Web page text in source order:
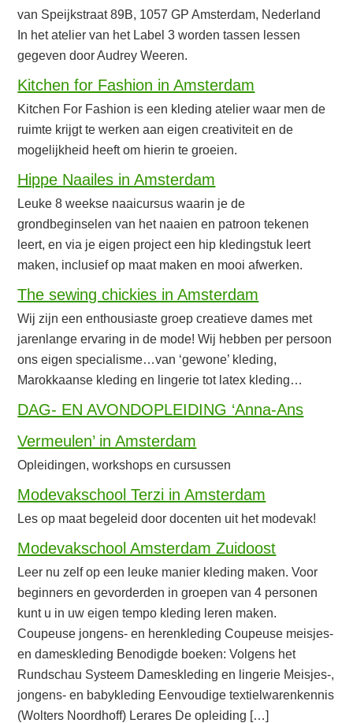
van Speijkstraat 89B, 1057 GP Amsterdam, Nederland
In het atelier van het Label 3 worden tassen lessen
gegeven door Audrey Weeren.
Kitchen for Fashion in Amsterdam
Kitchen For Fashion is een kleding atelier waar men de
ruimte krijgt te werken aan eigen creativiteit en de
mogelijkheid heeft om hierin te groeien.
Hippe Naailes in Amsterdam
Leuke 8 weekse naaicursus waarin je de
grondbeginselen van het naaien en patroon tekenen
leert, en via je eigen project een hip kledingstuk leert
maken, inclusief op maat maken en mooi afwerken.
The sewing chickies in Amsterdam
Wij zijn een enthousiaste groep creatieve dames met
jarenlange ervaring in de mode! Wij hebben per persoon
ons eigen specialisme…van ‘gewone’ kleding,
Marokkaanse kleding en lingerie tot latex kleding…
DAG- EN AVONDOPLEIDING ‘Anna-Ans
Vermeulen’ in Amsterdam
Opleidingen, workshops en cursussen
Modevakschool Terzi in Amsterdam
Les op maat begeleid door docenten uit het modevak!
Modevakschool Amsterdam Zuidoost
Leer nu zelf op een leuke manier kleding maken. Voor
beginners en gevorderden in groepen van 4 personen
kunt u in uw eigen tempo kleding leren maken.
Coupeuse jongens- en herenkleding Coupeuse meisjes-
en dameskleding Benodigde boeken: Volgens het
Rundschau Systeem Dameskleding en lingerie Meisjes-,
jongens- en babykleding Eenvoudige textielwarenkennis
(Wolters Noordhoff) Lerares De opleiding […]